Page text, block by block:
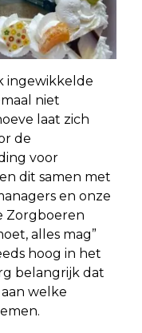
ingewikkelde
niet
laat zich
de
voor
dit samen met
en onze
Zorgboeren
alles mag”
hoog in het
belangrijk dat
welke